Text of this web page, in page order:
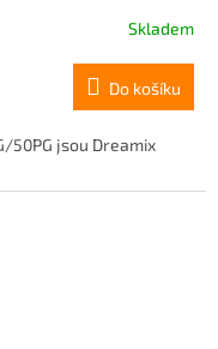
Skladem
Do košíku
50PG jsou Dreamix